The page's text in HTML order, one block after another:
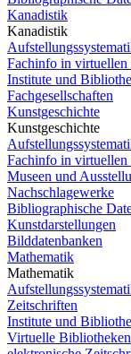
Kanadistik
Kanadistik
Fachinfo in
Institute und
Fachgesellschaften
Kunstgeschichte
Kunstgeschichte
Fachinfo in
Museen und
Nachschlagewerke
Bibliographische
Kunstdarstellungen
Bilddatenbanken
Mathematik
Mathematik
Zeitschriften
Institute und
Virtuelle Bibliotheken